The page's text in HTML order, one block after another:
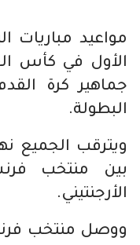
جماهير كرة
البطولة.
بين منتخب
الأرجنتيني.
ووصل منتخب